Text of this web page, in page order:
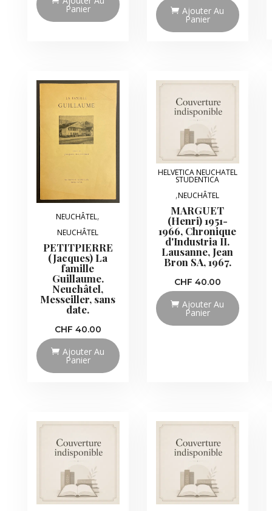
Panier Ajouter Au
Panier
NEUCHÂTEL,
NEUCHÂTEL
PETITPIERRE
(Jacques) La
famille
Guillaume.
Neuchâtel,
Messeiller, sans
date.
CHF 40.00
Ajouter Au
Panier
HELVETICA NEUCHATEL
STUDENTICA
,NEUCHÂTEL
MARGUET
(Henri) 1951-
1966, Chronique
d'Industria II.
Lausanne, Jean
Bron SA, 1967.
CHF 40.00
Ajouter Au
Panier